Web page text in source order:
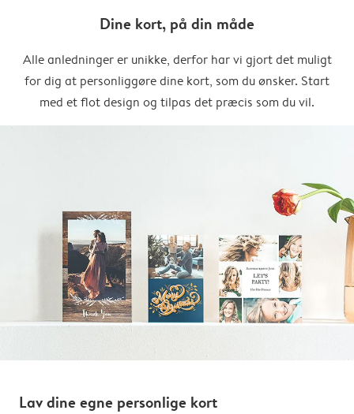
Dine kort, på din måde
Alle anledninger er unikke, derfor har vi gjort det muligt
for dig at personliggøre dine kort, som du ønsker. Start
med et flot design og tilpas det præcis som du vil.
Lav dine egne personlige kort